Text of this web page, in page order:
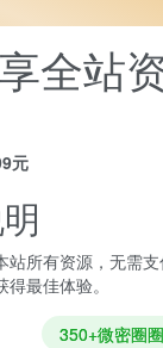
全站
元
所有资源，无需支
最佳体验。
350+微密圈